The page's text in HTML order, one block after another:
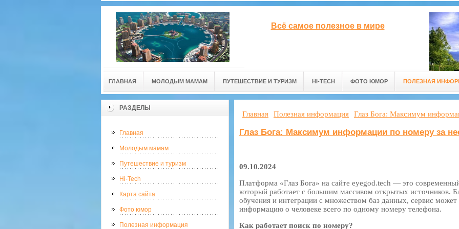
Всё самое полезное в мире
ГЛАВНАЯ МОЛОДЫМ МАМАМ ПУТЕШЕСТВИЕ И ТУРИЗМ HI-TECH ФОТО ЮМОР ПОЛЕЗНАЯ
РАЗДЕЛЫ
Главная
Молодым мамам
Путешествие и туризм
Hi-Tech
Карта сайта
Фото юмор
Полезная информация
Главная Полезная информация Глаз Бога: Максимум
Глаз Бога: Максимум информации по номеру за
09.10.2024
Платформа «Глаз Бога» на сайте eyegod.tech — это
который работает с большим массивом открытых источников.
обучения и интеграции с множеством баз данных, сервис
информацию о человеке всего по одному номеру телефона.
Как работает поиск по номеру?